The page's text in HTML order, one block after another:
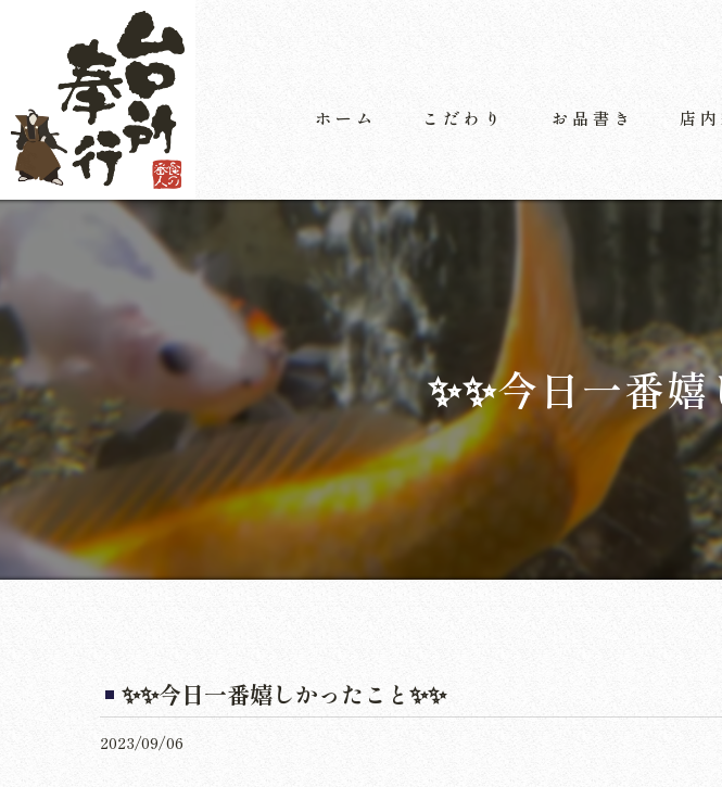
ホーム こだわり お品書き 店
✨✨今日一番
✨✨今日一番嬉しかったこと✨✨
2023/09/06